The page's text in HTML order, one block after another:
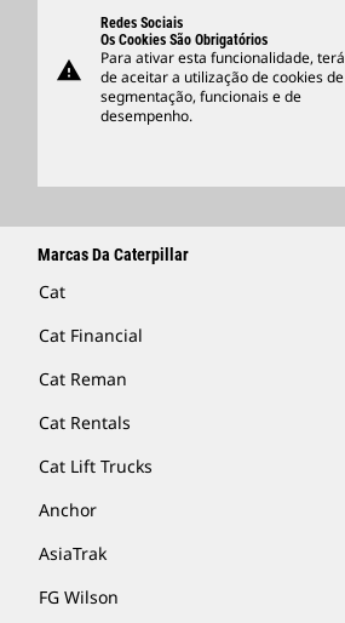
Suporte
Merchandise
Encontrar Um Revendedor
warning
Redes Sociais
Os Cookies São Obrigatórios
Para ativar esta funcionalidade, terá
de aceitar a utilização de cookies de
segmentação, funcionais e de
desempenho.
Marcas Da Caterpillar
Cat
Cat Financial
Cat Reman
Cat Rentals
Cat Lift Trucks
Anchor
AsiaTrak
FG Wilson